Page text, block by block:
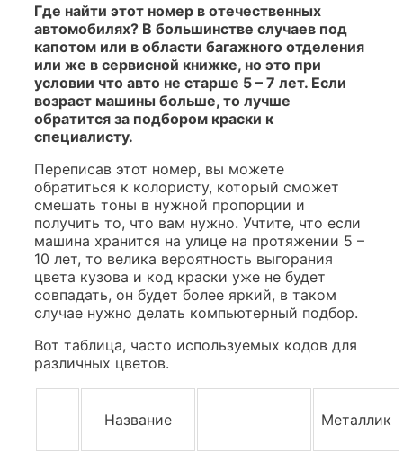
Где найти этот номер в отечественных
автомобилях? В большинстве случаев под
капотом или в области багажного отделения
или же в сервисной книжке, но это при
условии что авто не старше 5 – 7 лет. Если
возраст машины больше, то лучше
обратится за подбором краски к
специалисту.
Переписав этот номер, вы можете
обратиться к колористу, который сможет
смешать тоны в нужной пропорции и
получить то, что вам нужно. Учтите, что если
машина хранится на улице на протяжении 5 –
10 лет, то велика вероятность выгорания
цвета кузова и код краски уже не будет
совпадать, он будет более яркий, в таком
случае нужно делать компьютерный подбор.
Вот таблица, часто используемых кодов для
различных цветов.
Название Металлик